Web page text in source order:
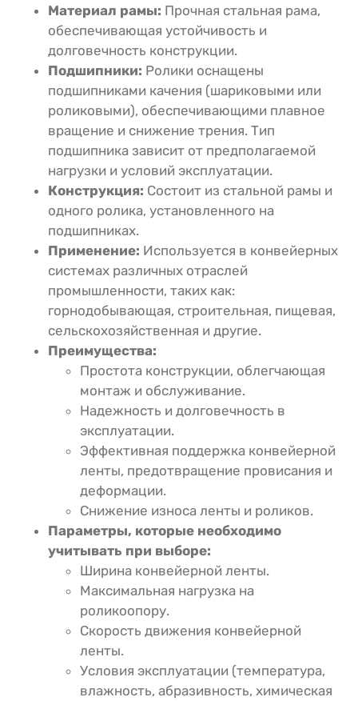
Материал рамы: Прочная стальная рама,
обеспечивающая устойчивость и
долговечность конструкции.
Подшипники: Ролики оснащены
подшипниками качения (шариковыми или
роликовыми), обеспечивающими плавное
вращение и снижение трения. Тип
подшипника зависит от предполагаемой
нагрузки и условий эксплуатации.
Конструкция: Состоит из стальной рамы и
одного ролика, установленного на
подшипниках.
Применение: Используется в конвейерных
системах различных отраслей
промышленности, таких как:
горнодобывающая, строительная, пищевая,
сельскохозяйственная и другие.
Преимущества:
Простота конструкции, облегчающая
монтаж и обслуживание.
Надежность и долговечность в
эксплуатации.
Эффективная поддержка конвейерной
ленты, предотвращение провисания и
деформации.
Снижение износа ленты и роликов.
Параметры, которые необходимо
учитывать при выборе:
Ширина конвейерной ленты.
Максимальная нагрузка на
роликоопору.
Скорость движения конвейерной
ленты.
Условия эксплуатации (температура,
влажность, абразивность, химическая